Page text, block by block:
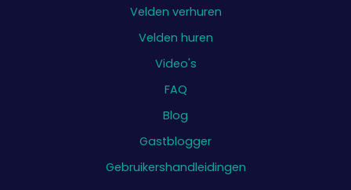
Velden verhuren
Velden huren
Video's
FAQ
Blog
Gastblogger
Gebruikershandleidingen